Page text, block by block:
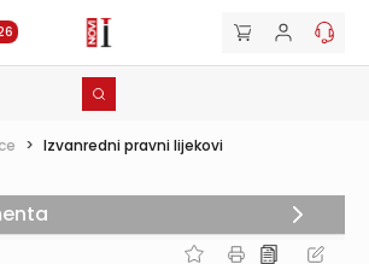
> Izvanredni pravni lijekovi